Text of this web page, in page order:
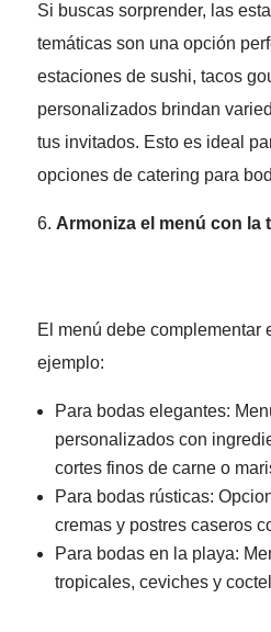
Si buscas sorprender, las
temáticas son una opción
estaciones de sushi, tacos
personalizados brindan
tus invitados. Esto es ideal
opciones de catering para
Armoniza el menú con la
El menú debe complementar
ejemplo:
Para bodas elegantes:
personalizados con
cortes finos de carne o
Para bodas rústicas:
cremas y postres caseros
Para bodas en la playa:
tropicales, ceviches y